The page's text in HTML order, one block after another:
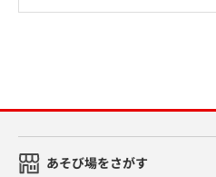
あそび場をさがす